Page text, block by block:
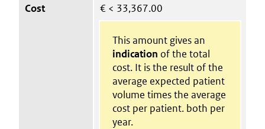
Cost € < 33,367.00
This amount gives an
indication of the total
cost. It is the result of the
average expected patient
volume times the average
cost per patient. both per
year.